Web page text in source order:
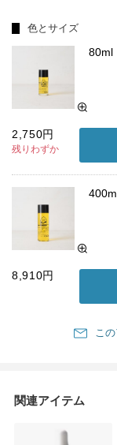
色とサイズ
80ml
2,750円
残りわずか
8,910円
こ
関連アイテム